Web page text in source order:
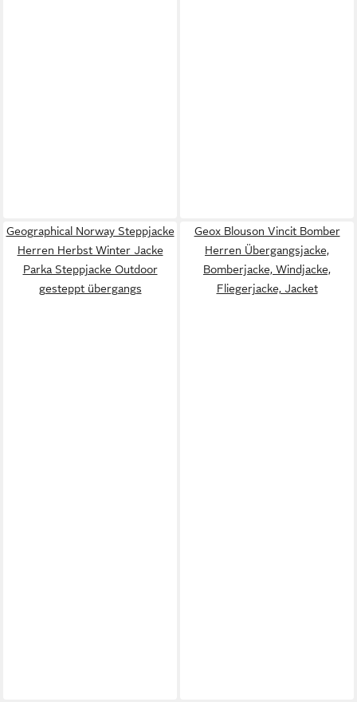
Geographical Norway Steppjacke
Herren Herbst Winter Jacke
Parka Steppjacke Outdoor
gesteppt übergangs
Geox Blouson Vincit Bomber
Herren Übergangsjacke,
Bomberjacke, Windjacke,
Fliegerjacke, Jacket